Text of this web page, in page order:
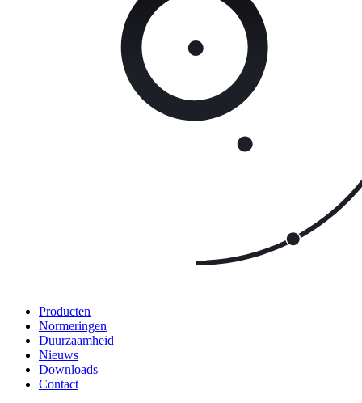
Producten
Normeringen
Duurzaamheid
Nieuws
Downloads
Contact